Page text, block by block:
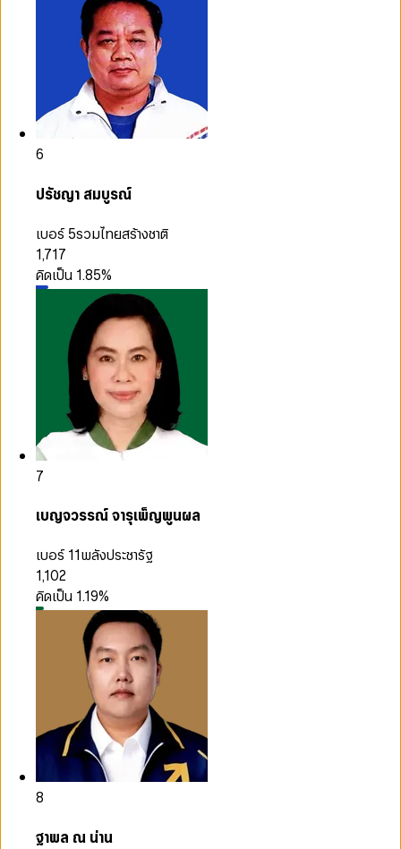
6
ปรัชญา สมบูรณ์
เบอร์ 5รวมไทยสร้างชาติ
1,717
คิดเป็น 1.85%
7
เบญจวรรณ์ จารุเพ็ญพูนผล
เบอร์ 11พลังประชารัฐ
1,102
คิดเป็น 1.19%
8
ฐาพล ณ น่าน